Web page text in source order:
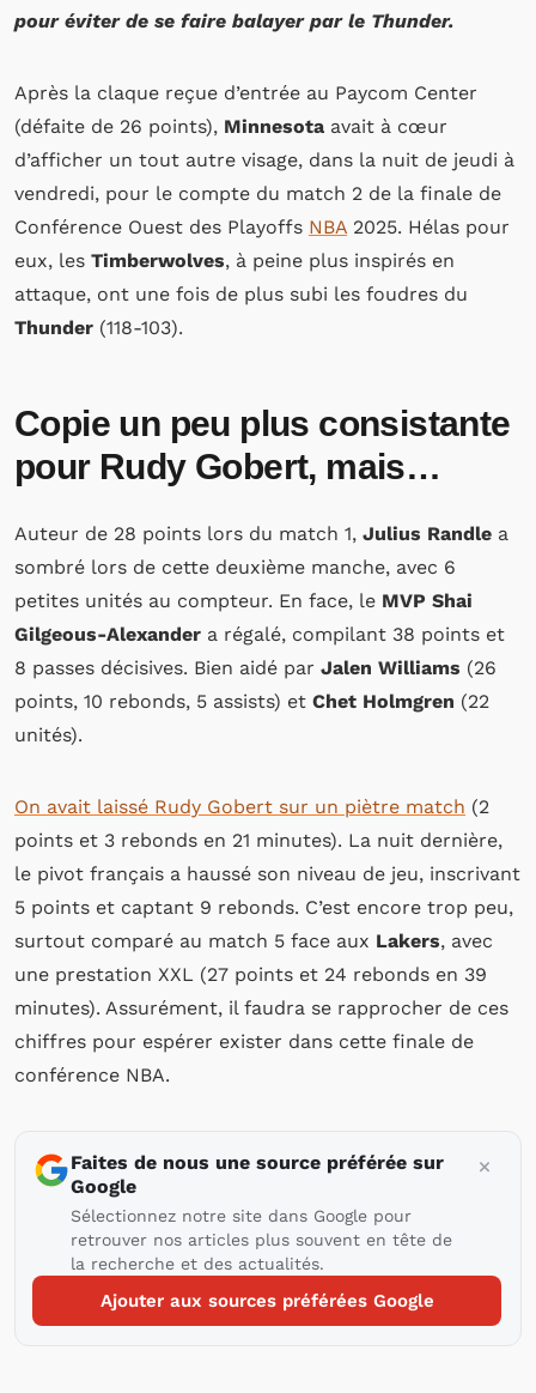
pour éviter de se faire balayer par le Thunder.
Après la claque reçue d’entrée au Paycom Center
(défaite de 26 points), Minnesota avait à cœur
d’afficher un tout autre visage, dans la nuit de jeudi à
vendredi, pour le compte du match 2 de la finale de
Conférence Ouest des Playoffs NBA 2025. Hélas pour
eux, les Timberwolves, à peine plus inspirés en
attaque, ont une fois de plus subi les foudres du
Thunder (118-103).
Copie un peu plus consistante
pour Rudy Gobert, mais…
Auteur de 28 points lors du match 1, Julius Randle a
sombré lors de cette deuxième manche, avec 6
petites unités au compteur. En face, le MVP Shai
Gilgeous-Alexander a régalé, compilant 38 points et
8 passes décisives. Bien aidé par Jalen Williams (26
points, 10 rebonds, 5 assists) et Chet Holmgren (22
unités).
On avait laissé Rudy Gobert sur un piètre match (2
points et 3 rebonds en 21 minutes). La nuit dernière,
le pivot français a haussé son niveau de jeu, inscrivant
5 points et captant 9 rebonds. C’est encore trop peu,
surtout comparé au match 5 face aux Lakers, avec
une prestation XXL (27 points et 24 rebonds en 39
minutes). Assurément, il faudra se rapprocher de ces
chiffres pour espérer exister dans cette finale de
conférence NBA.
Faites de nous une source préférée sur
Google
Sélectionnez notre site dans Google pour
retrouver nos articles plus souvent en tête de
la recherche et des actualités.
Ajouter aux sources préférées Google